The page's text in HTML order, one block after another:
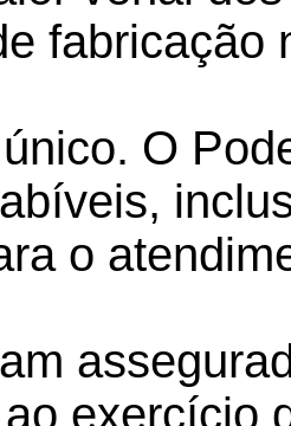
fabricação
O
o
exercício